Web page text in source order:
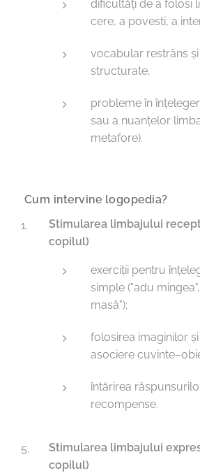
dificultăți de a folosi
cere, a povesti, a
vocabular restrâns
structurate,
probleme în
sau a nuanțelor
metafore).
🔹 Cum intervine logopedia?
Stimularea limbajului
copilul)
exerciții pentru
simple ("adu
masă");
folosirea imaginilor
asociere
întărirea
recompense.
Stimularea limbajului
copilul)